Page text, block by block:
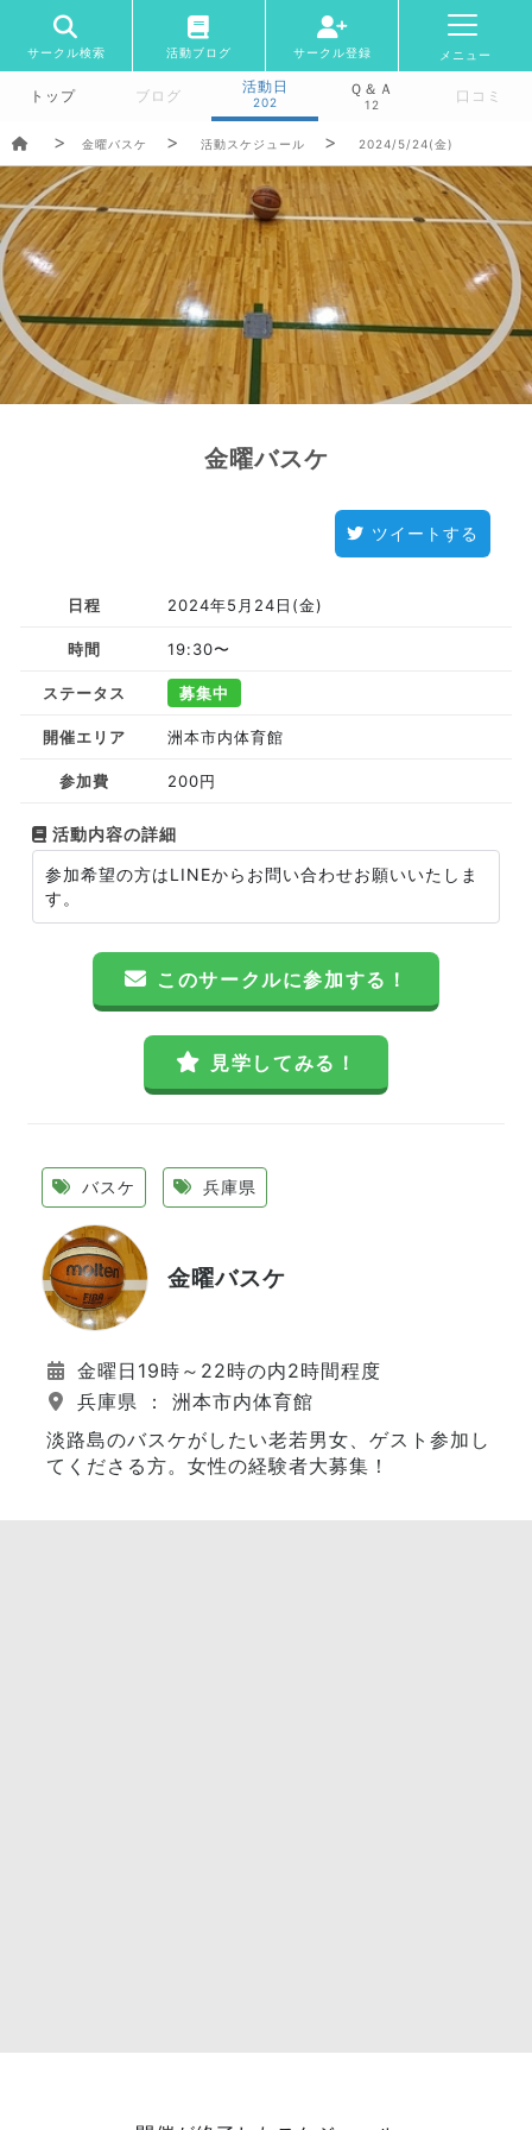
サークル検索 活動ブログ サークル登録 メニュー
トップ ブログ
活動日
202
Ｑ＆Ａ
12 口コミ
金曜バスケ 活動スケジュール 2024/5/24(金)
金曜バスケ
ツイートする
日程 2024年5月24日(金)
時間 19:30〜
ステータス 募集中
開催エリア 洲本市内体育館
参加費 200円
活動内容の詳細
参加希望の方はLINEからお問い合わせお願いいたしま
す。
このサークルに参加する！
見学してみる！
バスケ 兵庫県
金曜バスケ
金曜日19時～22時の内2時間程度
兵庫県 ： 洲本市内体育館
淡路島のバスケがしたい老若男女、ゲスト参加し
てくださる方。女性の経験者大募集！